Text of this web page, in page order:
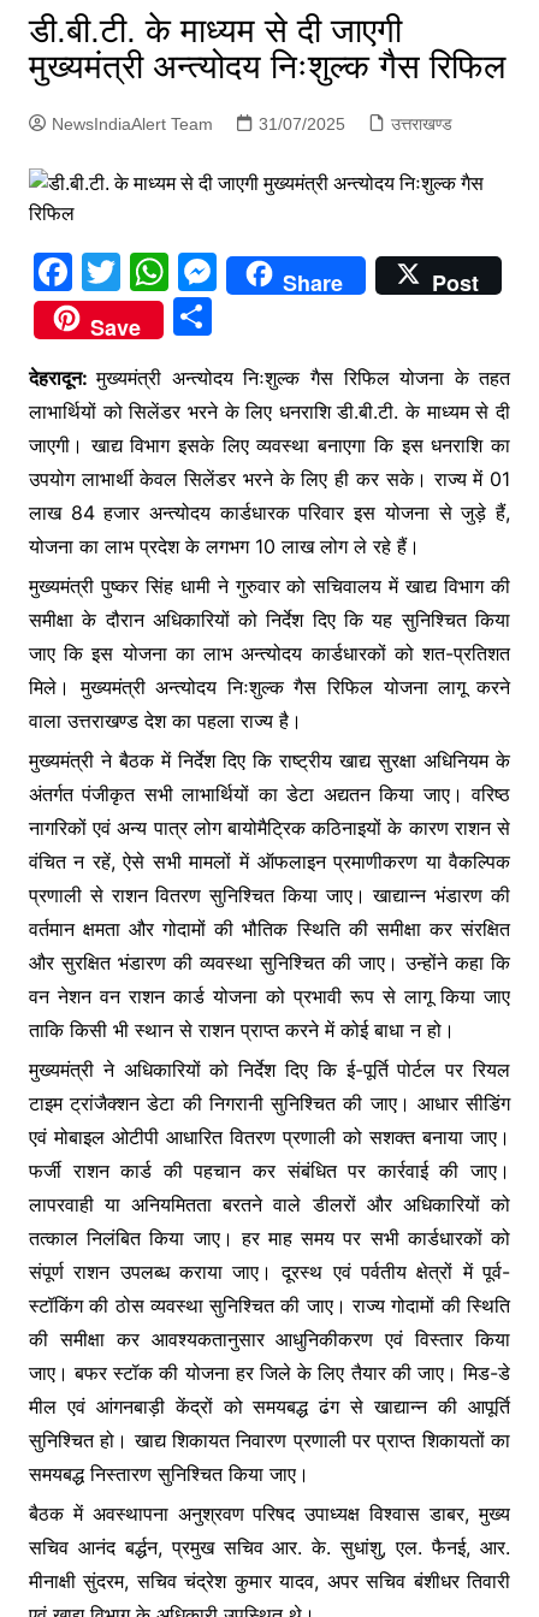
डी.बी.टी. के माध्यम से दी जाएगी
मुख्यमंत्री अन्त्योदय निःशुल्क गैस रिफिल
NewsIndiaAlert Team 31/07/2025 उत्तराखण्ड
F
a
c
e
b
o
o
k
T
w
itt
er
W
h
at
s
A
p
p
M
e
s
e
n
g
er
Share
Post
Save
S
ar
e
देहरादून:मुख्यमंत्री अन्त्योदय निःशुल्क गैस रिफिल योजना के तहत
लाभार्थियों को सिलेंडर भरने के लिए धनराशि डी.बी.टी. के माध्यम से दी
जाएगी। खाद्य विभाग इसके लिए व्यवस्था बनाएगा कि इस धनराशि का
उपयोग लाभार्थी केवल सिलेंडर भरने के लिए ही कर सके। राज्य में 01
लाख 84 हजार अन्त्योदय कार्डधारक परिवार इस योजना से जुड़े हैं,
योजना का लाभ प्रदेश के लगभग 10 लाख लोग ले रहे हैं।
मुख्यमंत्री पुष्कर सिंह धामी ने गुरुवार को सचिवालय में खाद्य विभाग की
समीक्षा के दौरान अधिकारियों को निर्देश दिए कि यह सुनिश्चित किया
जाए कि इस योजना का लाभ अन्त्योदय कार्डधारकों को शत-प्रतिशत
मिले। मुख्यमंत्री अन्त्योदय निःशुल्क गैस रिफिल योजना लागू करने
वाला उत्तराखण्ड देश का पहला राज्य है।
मुख्यमंत्री ने बैठक में निर्देश दिए कि राष्ट्रीय खाद्य सुरक्षा अधिनियम के
अंतर्गत पंजीकृत सभी लाभार्थियों का डेटा अद्यतन किया जाए। वरिष्ठ
नागरिकों एवं अन्य पात्र लोग बायोमैट्रिक कठिनाइयों के कारण राशन से
वंचित न रहें, ऐसे सभी मामलों में ऑफलाइन प्रमाणीकरण या वैकल्पिक
प्रणाली से राशन वितरण सुनिश्चित किया जाए। खाद्यान्न भंडारण की
वर्तमान क्षमता और गोदामों की भौतिक स्थिति की समीक्षा कर संरक्षित
और सुरक्षित भंडारण की व्यवस्था सुनिश्चित की जाए। उन्होंने कहा कि
वन नेशन वन राशन कार्ड योजना को प्रभावी रूप से लागू किया जाए
ताकि किसी भी स्थान से राशन प्राप्त करने में कोई बाधा न हो।
मुख्यमंत्री ने अधिकारियों को निर्देश दिए कि ई-पूर्ति पोर्टल पर रियल
टाइम ट्रांजैक्शन डेटा की निगरानी सुनिश्चित की जाए। आधार सीडिंग
एवं मोबाइल ओटीपी आधारित वितरण प्रणाली को सशक्त बनाया जाए।
फर्जी राशन कार्ड की पहचान कर संबंधित पर कार्रवाई की जाए।
लापरवाही या अनियमितता बरतने वाले डीलरों और अधिकारियों को
तत्काल निलंबित किया जाए। हर माह समय पर सभी कार्डधारकों को
संपूर्ण राशन उपलब्ध कराया जाए। दूरस्थ एवं पर्वतीय क्षेत्रों में पूर्व-
स्टॉकिंग की ठोस व्यवस्था सुनिश्चित की जाए। राज्य गोदामों की स्थिति
की समीक्षा कर आवश्यकतानुसार आधुनिकीकरण एवं विस्तार किया
जाए। बफर स्टॉक की योजना हर जिले के लिए तैयार की जाए। मिड-डे
मील एवं आंगनबाड़ी केंद्रों को समयबद्ध ढंग से खाद्यान्न की आपूर्ति
सुनिश्चित हो। खाद्य शिकायत निवारण प्रणाली पर प्राप्त शिकायतों का
समयबद्ध निस्तारण सुनिश्चित किया जाए।
बैठक में अवस्थापना अनुश्रवण परिषद उपाध्यक्ष विश्वास डाबर, मुख्य
सचिव आनंद बर्द्धन, प्रमुख सचिव आर. के. सुधांशु, एल. फैनई, आर.
मीनाक्षी सुंदरम, सचिव चंद्रेश कुमार यादव, अपर सचिव बंशीधर तिवारी
e